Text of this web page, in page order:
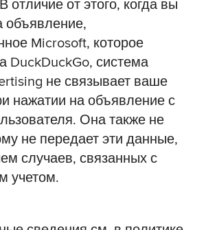
объявление,
Microsoft, которое
DuckDuckGo, система
не связывает ваше
нажатии на объявление с
Она также не
не передает эти данные,
случаев, связанных с
учетом.